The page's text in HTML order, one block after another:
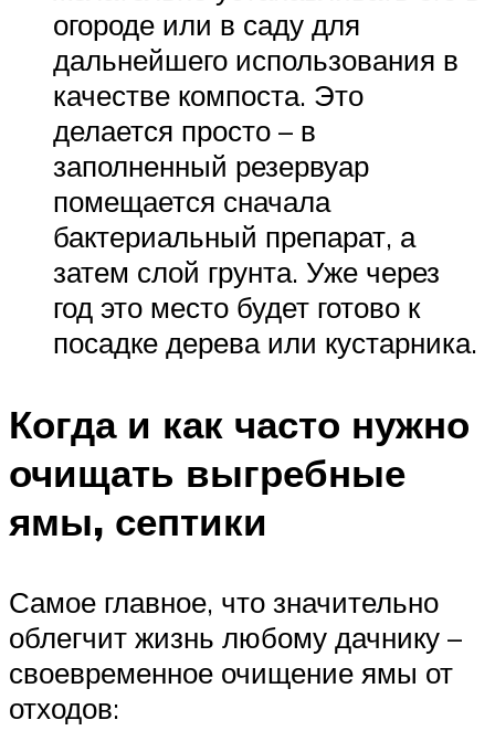
огороде или в саду для
дальнейшего использования в
качестве компоста. Это
делается просто – в
заполненный резервуар
помещается сначала
бактериальный препарат, а
затем слой грунта. Уже через
год это место будет готово к
посадке дерева или кустарника.
Когда и как часто нужно
очищать выгребные
ямы, септики
Самое главное, что значительно
облегчит жизнь любому дачнику –
своевременное очищение ямы от
отходов: